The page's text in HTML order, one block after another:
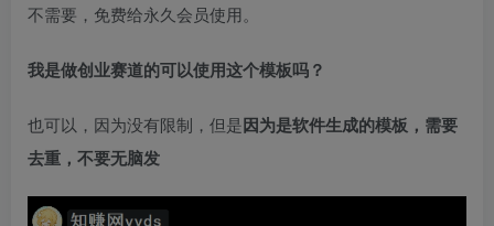
不需要，免费给永久会员使用。
我是做创业赛道的可以使用这个模板吗？
也可以，因为没有限制，但是因为是软件生成的模板，需要
去重，不要无脑发